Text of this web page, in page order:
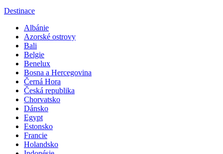
Albánie
Azorské ostrovy
Bali
Belgie
Benelux
Bosna a Hercegovina
Černá Hora
Česká republika
Chorvatsko
Dánsko
Egypt
Estonsko
Francie